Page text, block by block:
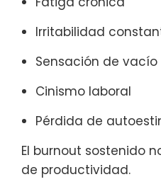
Irritabilidad
Sensación de vacío
Cinismo laboral
Pérdida de
El burnout sostenido
de productividad.